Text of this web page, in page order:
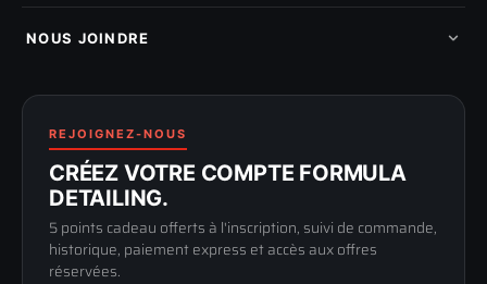
Mon parrainage
Programme fidelite
Compte pro
Politique de retour
Conditions générales
Mentions légales
Confidentialité
NOUS JOINDRE
89100 SENS
03 73 61 02 02
Lun-Ven
9h-12h / 14h-17h
REJOIGNEZ-NOUS
CRÉEZ VOTRE COMPTE FORMULA
DETAILING.
5 points cadeau offerts à l'inscription, suivi de commande,
historique, paiement express et accès aux offres
réservées.